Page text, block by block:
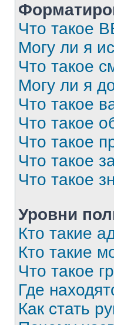
Что такое
Могу ли я
Что такое
Могу ли я
Что такое
Что такое
Что такое
Что такое
Что такое
Уровни
Кто такие
Кто такие
Что такое
Где
Как стать